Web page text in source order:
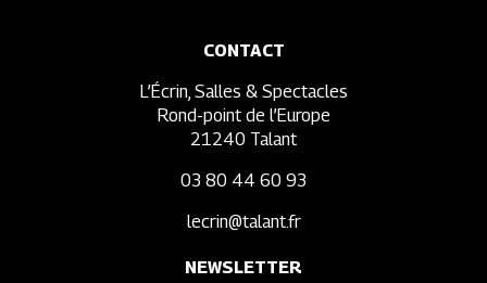
CONTACT
L’Écrin, Salles & Spectacles
Rond-point de l’Europe
21240 Talant
03 80 44 60 93
lecrin@talant.fr
NEWSLETTER